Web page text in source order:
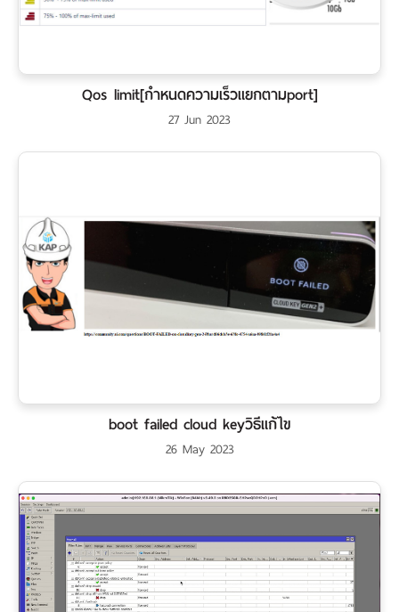
Qos limit[กำหนดความเร็วแยกตามport]
27 Jun 2023
boot failed cloud keyวิธีแก้ไข
26 May 2023